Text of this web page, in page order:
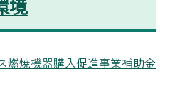
境
燃焼機器購入促進事業補助金